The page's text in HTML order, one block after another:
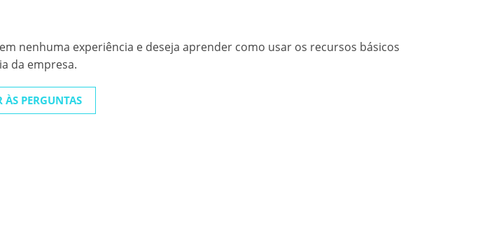
nenhuma experiência e deseja aprender como usar os recursos básicos
da empresa.
ÀS PERGUNTAS